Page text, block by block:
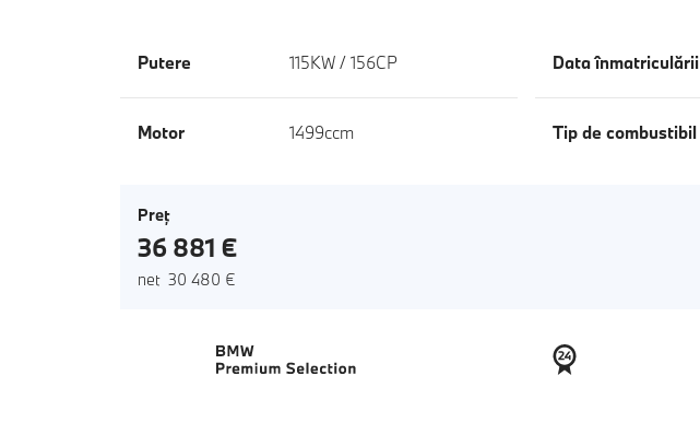
Putere 115KW / 156CP
Motor 1499ccm
Data înmatriculării
Tip de combustibil
Preţ
36 881 €
net 30 480 €